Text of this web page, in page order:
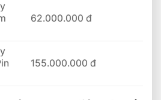
62.000.000 đ
155.000.000 đ